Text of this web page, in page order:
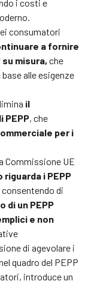
i costi e
consumatori
a fornire
misura, che
alle esigenze
il
PEPP, che
per i
Commissione UE
i PEPP
di
di un PEPP
e non
di agevolare i
quadro del PEPP
introduce un